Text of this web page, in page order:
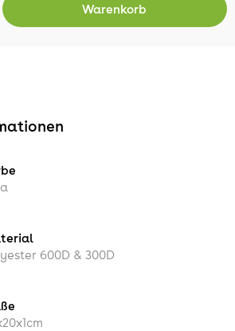
Warenkorb
600D & 300D